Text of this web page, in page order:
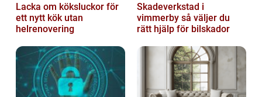
Lacka om köksluckor för
ett nytt kök utan
helrenovering
Skadeverkstad i
vimmerby så väljer du
rätt hjälp för bilskador